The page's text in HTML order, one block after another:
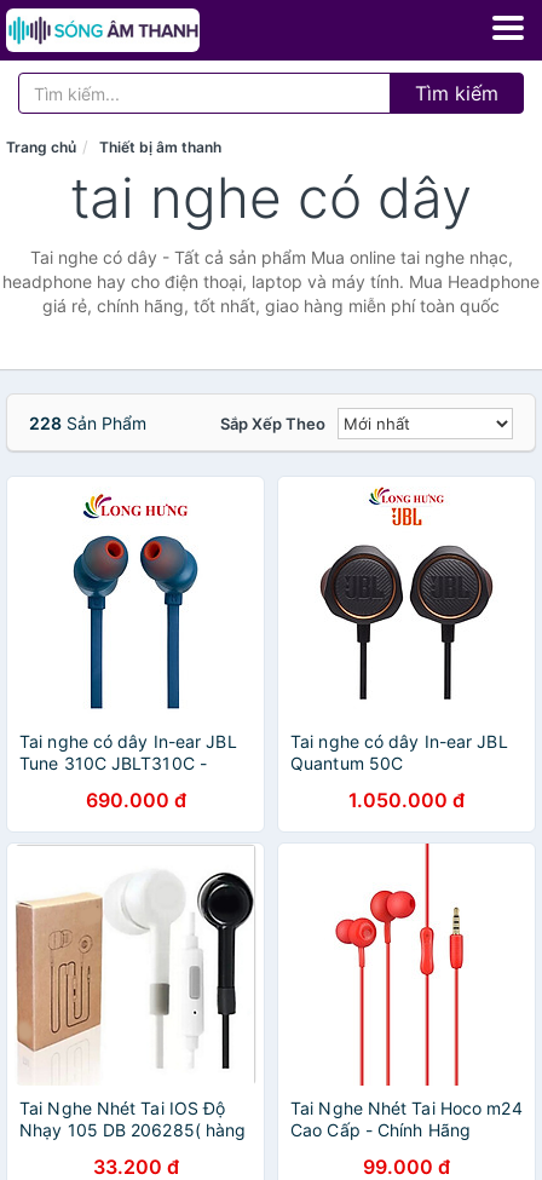
Tìm kiếm
Trang chủ Thiết bị âm thanh
tai nghe có dây
Tai nghe có dây - Tất cả sản phẩm Mua online tai nghe nhạc,
headphone hay cho điện thoại, laptop và máy tính. Mua Headphone
giá rẻ, chính hãng, tốt nhất, giao hàng miễn phí toàn quốc
228 Sản Phẩm Sắp Xếp Theo
Tai nghe có dây In-ear JBL
Tune 310C JBLT310C -
690.000 đ
Tai nghe có dây In-ear JBL
Quantum 50C
chính hãng1.050.000 đ
Tai Nghe Nhét Tai IOS Độ
Nhạy 105 DB 206285( hàng
33.200 đ
Tai Nghe Nhét Tai Hoco m24
Cao Cấp - Chính Hãng
99.000 đ